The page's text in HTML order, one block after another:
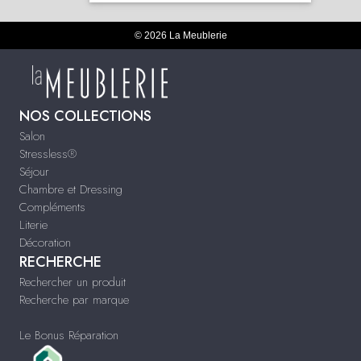
© 2026 La Meublerie
NOS COLLECTIONS
Salon
Stressless®
Séjour
Chambre et Dressing
Compléments
Literie
Décoration
RECHERCHE
Rechercher un produit
Recherche par marque
Le Bonus Réparation